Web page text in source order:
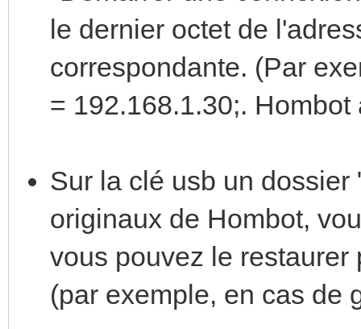
le dernier octet de
correspondante. (Par
= 192.168.1.30;.
Sur la clé usb un
originaux de Hombot,
vous pouvez le
(par exemple, en cas de